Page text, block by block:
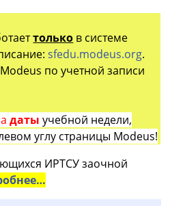
только в системе
sfedu.modeus.org.
по учетной записи
датыучебной недели,
углу страницы Modeus!
ИРТСУ заочной